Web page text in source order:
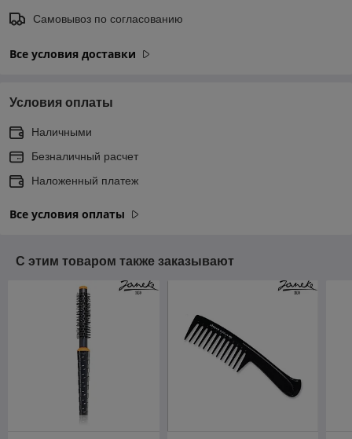
Самовывоз по согласованию
Все условия доставки
Условия оплаты
Наличными
Безналичный расчет
Наложенный платеж
Все условия оплаты
С этим товаром также заказывают